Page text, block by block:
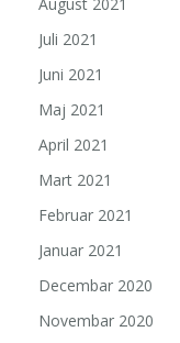
Juli 2021
Juni 2021
Maj 2021
April 2021
Mart 2021
Februar 2021
Januar 2021
Decembar 2020
Novembar 2020